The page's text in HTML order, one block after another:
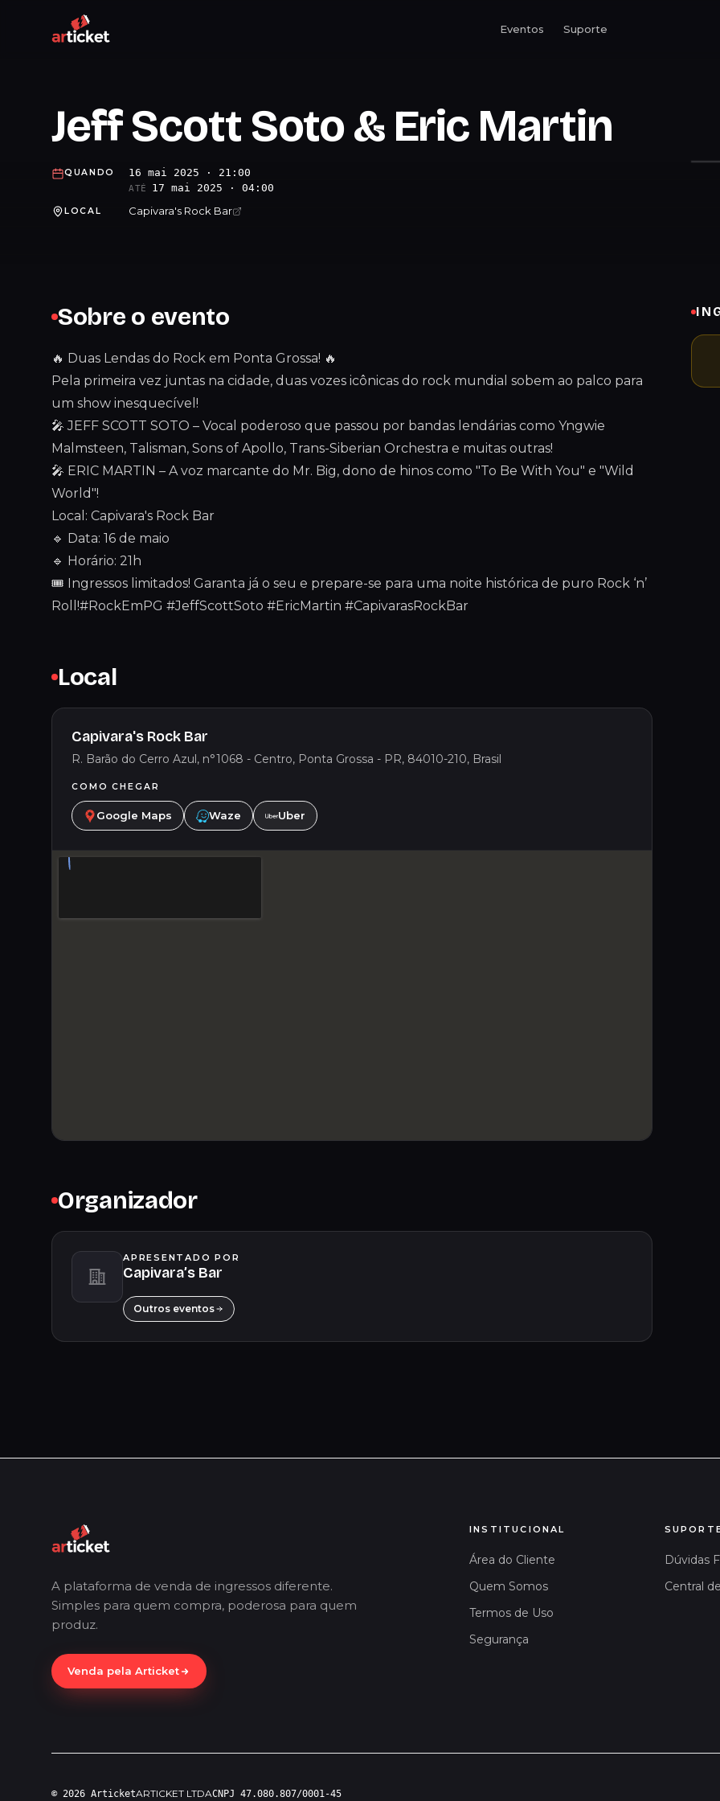
Eventos Suporte
Jeff Scott Soto & Eric Martin
QUANDO 16 mai 2025 · 21:00
ATÉ 17 mai 2025 · 04:00
LOCAL Capivara's Rock Bar
Sobre o evento
🔥 Duas Lendas do Rock em Ponta Grossa! 🔥
Pela primeira vez juntas na cidade, duas vozes icônicas do rock mundial sobem ao palco para
um show inesquecível!
🎤 JEFF SCOTT SOTO – Vocal poderoso que passou por bandas lendárias como Yngwie
Malmsteen, Talisman, Sons of Apollo, Trans-Siberian Orchestra e muitas outras!
🎤 ERIC MARTIN – A voz marcante do Mr. Big, dono de hinos como "To Be With You" e "Wild
World"!
Local: Capivara's Rock Bar
🔹 Data: 16 de maio
🔹 Horário: 21h
🎟 Ingressos limitados! Garanta já o seu e prepare-se para uma noite histórica de puro Rock ‘n’
Roll!#RockEmPG #JeffScottSoto #EricMartin #CapivarasRockBar
Local
Capivara's Rock Bar
R. Barão do Cerro Azul, n°1068 - Centro, Ponta Grossa - PR, 84010-210, Brasil
COMO CHEGAR
Google Maps Waze Uber
Organizador
APRESENTADO POR
Capivara’s Bar
Outros eventos
A plataforma de venda de ingressos diferente.
Simples para quem compra, poderosa para quem
produz.
Venda pela Articket
INSTITUCIONAL
Área do Cliente
Quem Somos
Termos de Uso
Segurança
Dúvidas
Central
© 2026 ArticketARTICKET LTDACNPJ 47.080.807/0001-45